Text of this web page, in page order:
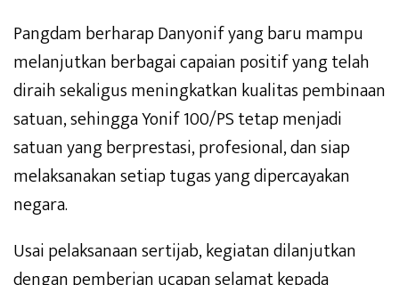
Pangdam berharap Danyonif yang baru mampu
melanjutkan berbagai capaian positif yang telah
diraih sekaligus meningkatkan kualitas pembinaan
satuan, sehingga Yonif 100/PS tetap menjadi
satuan yang berprestasi, profesional, dan siap
melaksanakan setiap tugas yang dipercayakan
negara.
Usai pelaksanaan sertijab, kegiatan dilanjutkan